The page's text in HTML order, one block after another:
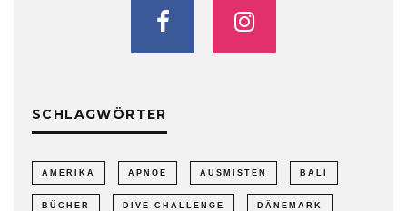
SCHLAGWÖRTER
AMERIKA APNOE AUSMISTEN BALI
BÜCHER DIVE CHALLENGE DÄNEMARK